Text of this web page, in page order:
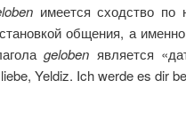
имеется сходство по
общения, а
geloben является
Yeldiz. Ich werde es dir